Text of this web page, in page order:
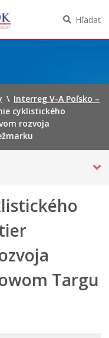
Hľadať
\ Interreg V-A Poľsko –
cyklistického
rozvoja
Targu